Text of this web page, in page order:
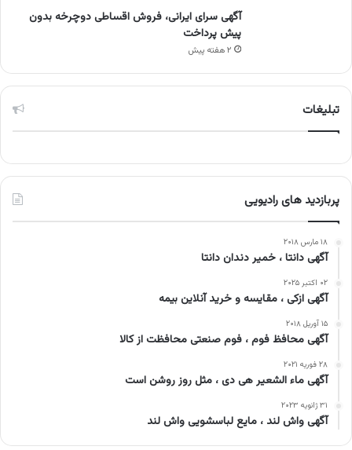
آگهی سرای ایرانی، فروش اقساطی دوچرخه بدون
پیش پرداخت
۲ هفته پیش
تبلیغات
پربازدید های رادیویی
۱۸ مارس ۲۰۱۸
آگهی دانتا ، خمیر دندان دانتا
۰۲ اکتبر ۲۰۲۵
آگهی ازکی ، مقایسه و خرید آنلاین بیمه
۱۵ آوریل ۲۰۱۸
آگهی محافظ فوم ، فوم صنعتی محافظت از کالا
۲۸ فوریه ۲۰۲۱
آگهی ماء الشعیر هی دی ، مثل روز روشن است
۳۱ ژانویه ۲۰۲۳
آگهی واش لند ، مایع لباسشویی واش لند